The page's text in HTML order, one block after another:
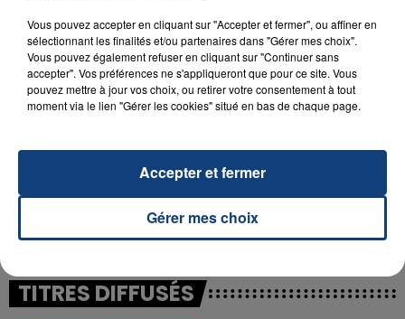
aspergé sa compagne et leur bébé de trois mois
d'un liquide inflammable.
OPÉRER DE LA CHEVILLE RESSORT DE LA...
La famille a porté plainte contre la clinique qui a
excuses.
TITRES DIFFUSÉS
Vous pouvez accepter en cliquant sur "Accepter et fermer", ou affiner en
sélectionnant les finalités et/ou partenaires dans "Gérer mes choix".
Vous pouvez également refuser en cliquant sur "Continuer sans
accepter". Vos préférences ne s'appliqueront que pour ce site. Vous
pouvez mettre à jour vos choix, ou retirer votre consentement à tout
moment via le lien "Gérer les cookies" situé en bas de chaque page.
Gérer mes choix
Accepter et fermer